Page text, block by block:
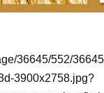
36645/552/
3900x2758.jpg?